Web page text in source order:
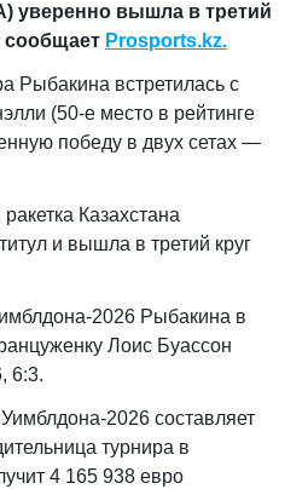
уверенно вышла в третий
сообщает Prosports.kz.
Рыбакина встретилась с
(50-е место в рейтинге
победу в двух сетах —
Казахстана
и вышла в третий круг
2026 Рыбакина в
Лоис Буассон
6:3.
2026 составляет
турнира в
4 165 938 евро